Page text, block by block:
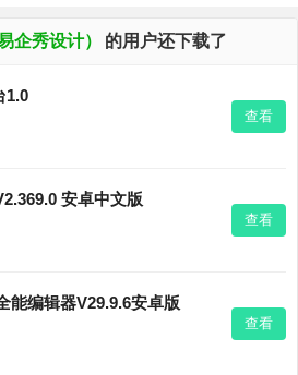
企秀设计） 的用户还下载了
1.0
查看
安卓中文版
查看
能编辑器V29.9.6安卓版
查看